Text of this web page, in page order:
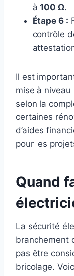
à 100 Ω.
Étape 6 :
contrôle
Il est
mise à niveau
selon la
certaines
d’aides
pour les
Quand
La sécurité
branchement
pas être
bricolage.